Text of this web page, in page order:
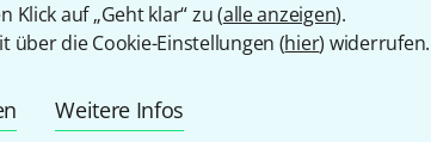
auf „Geht klar“ zu (alle anzeigen).
über die Cookie-Einstellungen (hier) widerrufen.
Weitere Infos
648 mm
Nein